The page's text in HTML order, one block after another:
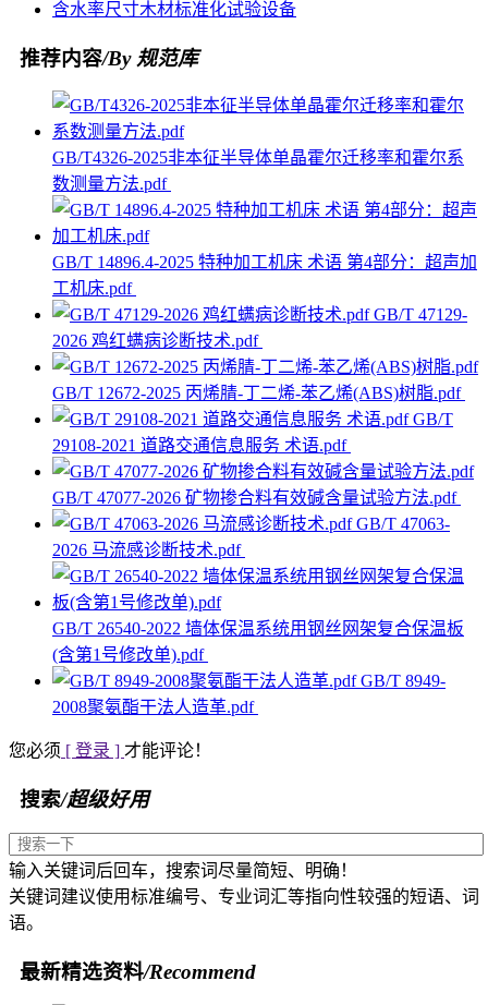
含水率尺寸木材标准化试验设备
推荐内容/By 规范库
GB/T4326-2025非本征半导体单晶霍尔迁移率和霍尔系
数测量方法.pdf
GB/T 14896.4-2025 特种加工机床 术语 第4部分：超声加
工机床.pdf
GB/T 47129-
2026 鸡红螨病诊断技术.pdf
GB/T 12672-2025 丙烯腈-丁二烯-苯乙烯(ABS)树脂.pdf
GB/T
29108-2021 道路交通信息服务 术语.pdf
GB/T 47077-2026 矿物掺合料有效碱含量试验方法.pdf
GB/T 47063-
2026 马流感诊断技术.pdf
GB/T 26540-2022 墙体保温系统用钢丝网架复合保温板
(含第1号修改单).pdf
GB/T 8949-
2008聚氨酯干法人造革.pdf
您必须 [ 登录 ] 才能评论！
搜索/超级好用
输入关键词后回车，搜索词尽量简短、明确！
关键词建议使用标准编号、专业词汇等指向性较强的短语、词
语。
最新精选资料/Recommend